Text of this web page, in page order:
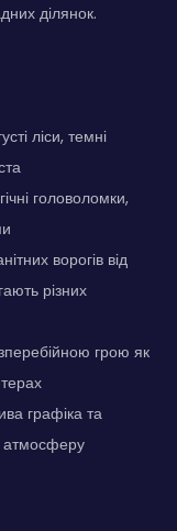
ділянок.
ліси, темні
головоломки,
ворогів від
різних
грою як
графіка та
атмосферу